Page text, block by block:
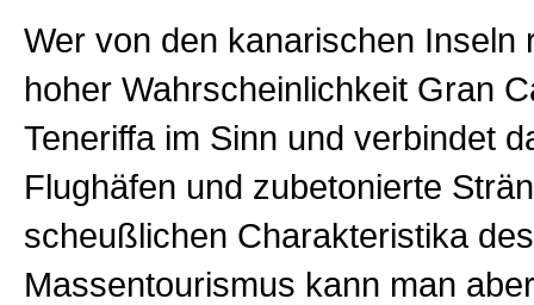
Wer von den kanarischen Inseln
hoher Wahrscheinlichkeit Gran
Teneriffa im Sinn und verbindet
Flughäfen und zubetonierte
scheußlichen Charakteristika
Massentourismus kann man